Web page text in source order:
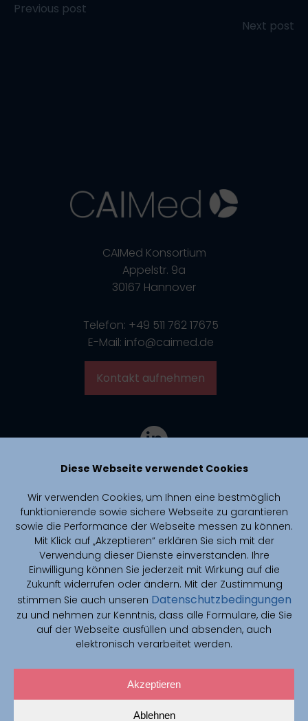
Diese Webseite verwendet Cookies
Wir verwenden Cookies, um Ihnen eine bestmöglich
funktionierende sowie sichere Webseite zu garantieren
sowie die Performance der Webseite messen zu können.
Mit Klick auf „Akzeptieren“ erklären Sie sich mit der
Verwendung dieser Dienste einverstanden. Ihre
Einwilligung können Sie jederzeit mit Wirkung auf die
Zukunft widerrufen oder ändern. Mit der Zustimmung
stimmen Sie auch unseren Datenschutzbedingungen
zu und nehmen zur Kenntnis, dass alle Formulare, die Sie
auf der Webseite ausfüllen und absenden, auch
elektronisch verarbeitet werden.
Akzeptieren
Ablehnen
Post
Previous post
Next post
CAIMed Konsortium
Appelstr. 9a
30167 Hannover
Telefon: +49 511 762 17675
E-Mail: info@caimed.de
Kontakt aufnehmen
CAIMed is funded by zukunft.niedersachsen, the joint science
funding program of the Lower Saxony Ministry of Science and
Culture and the Volkswagen Foundation.
© 2026 CAIMed Konsortium